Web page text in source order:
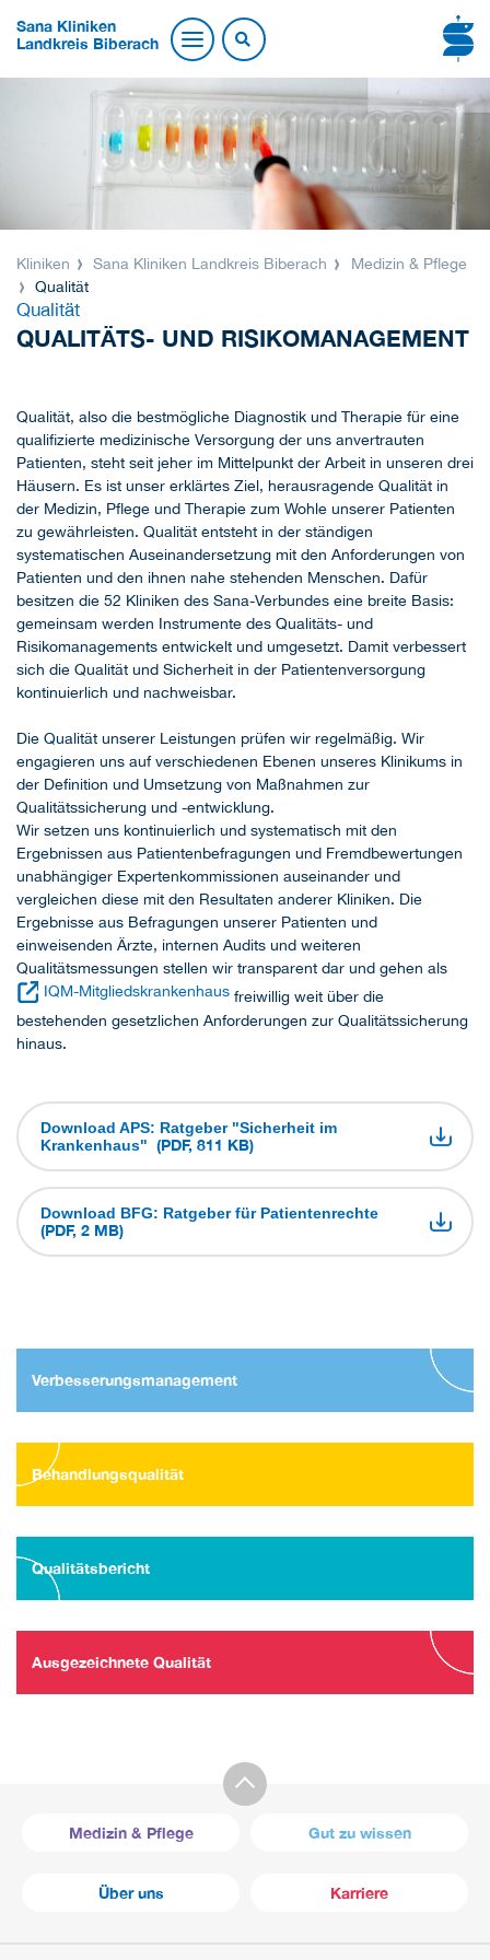
Sana Kliniken
Landkreis Biberach
Kliniken Sana Kliniken Landkreis Biberach
Medizin & Pflege
Qualität
Qualität
QUALITÄTS- UND RISIKOMANAGEMENT
Qualität, also die bestmögliche Diagnostik und Therapie für eine
qualifizierte medizinische Versorgung der uns anvertrauten
Patienten, steht seit jeher im Mittelpunkt der Arbeit in unseren drei
Häusern. Es ist unser erklärtes Ziel, herausragende Qualität in
der Medizin, Pflege und Therapie zum Wohle unserer Patienten
zu gewährleisten. Qualität entsteht in der ständigen
systematischen Auseinandersetzung mit den Anforderungen von
Patienten und den ihnen nahe stehenden Menschen. Dafür
besitzen die 52 Kliniken des Sana-Verbundes eine breite Basis:
gemeinsam werden Instrumente des Qualitäts- und
Risikomanagements entwickelt und umgesetzt. Damit verbessert
sich die Qualität und Sicherheit in der Patientenversorgung
kontinuierlich und nachweisbar.
Die Qualität unserer Leistungen prüfen wir regelmäßig. Wir
engagieren uns auf verschiedenen Ebenen unseres Klinikums in
der Definition und Umsetzung von Maßnahmen zur
Qualitätssicherung und -entwicklung.
Wir setzen uns kontinuierlich und systematisch mit den
Ergebnissen aus Patientenbefragungen und Fremdbewertungen
unabhängiger Expertenkommissionen auseinander und
vergleichen diese mit den Resultaten anderer Kliniken. Die
Ergebnisse aus Befragungen unserer Patienten und
einweisenden Ärzte, internen Audits und weiteren
Qualitätsmessungen stellen wir transparent dar und gehen als
IQM-Mitgliedskrankenhaus freiwillig weit über die
bestehenden gesetzlichen Anforderungen zur Qualitätssicherung
hinaus.
Download APS: Ratgeber "Sicherheit im
Krankenhaus" (PDF, 811 KB)
Download BFG: Ratgeber für Patientenrechte
(PDF, 2 MB)
Verbesserungsmanagement
Behandlungsqualität
Qualitätsbericht
Ausgezeichnete Qualität
Medizin & Pflege Gut zu wissen
Über uns Karriere